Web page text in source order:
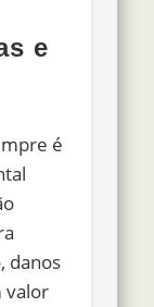
e
é
danos
valor